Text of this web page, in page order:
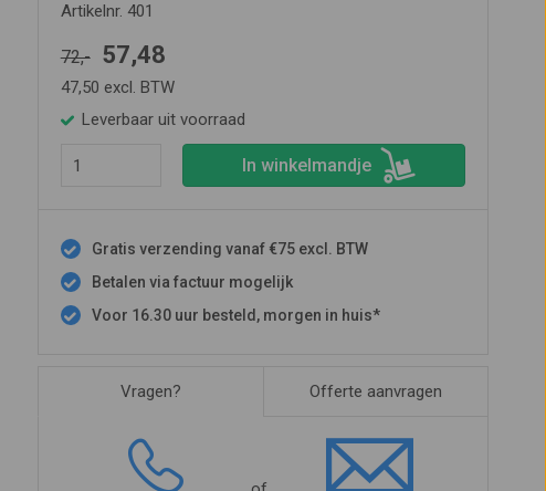
Artikelnr. 401
72,- 57,48
47,50 excl. BTW
Leverbaar uit voorraad
In winkelmandje
Gratis verzending vanaf €75 excl. BTW
Betalen via factuur mogelijk
Voor 16.30 uur besteld, morgen in huis*
Vragen? Offerte aanvragen